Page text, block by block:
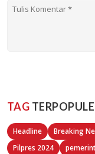
TAG
Headline Breaking
Pilpres 2024